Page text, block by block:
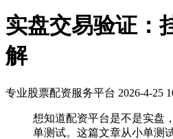
实盘交易验证：
解
专业股票配资服务平台 2026-4-25
想知道配资平台是不是实盘
单测试。这篇文章从小单测